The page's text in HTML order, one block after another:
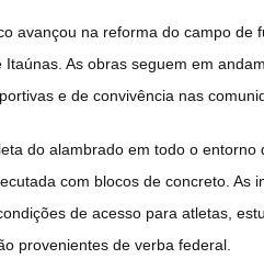
avançou na reforma do campo
As obras seguem em
e de convivência nas
do alambrado em todo o
com blocos de concreto. As
de acesso para atletas,
provenientes de verba federal.